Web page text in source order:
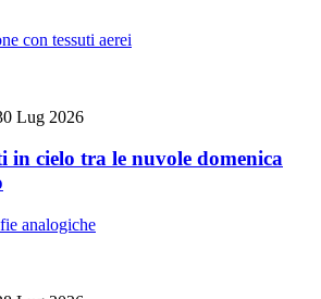
Lug 2026
in cielo tra le nuvole domenica